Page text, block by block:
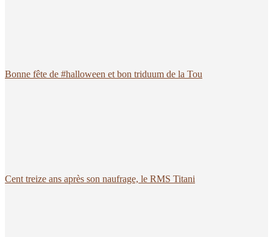
Bonne fête de #halloween et bon triduum de la Tou
Cent treize ans après son naufrage, le RMS Titani